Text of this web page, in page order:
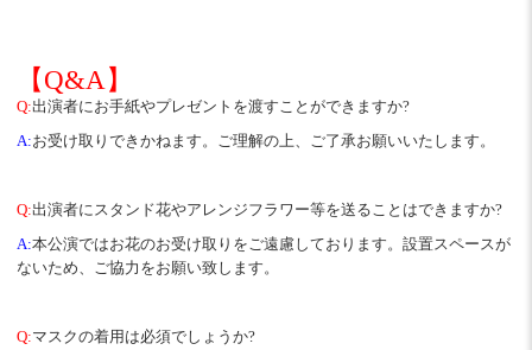
【Q&A】
Q:出演者にお手紙やプレゼントを渡すことができますか?
A:お受け取りできかねます。ご理解の上、ご了承お願いいたします。
Q:出演者にスタンド花やアレンジフラワー等を送ることはできますか?
A:本公演ではお花のお受け取りをご遠慮しております。設置スペースが
ないため、ご協力をお願い致します。
Q:マスクの着用は必須でしょうか?